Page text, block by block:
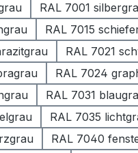
RAL 7001
RAL 7015
RAL 7021
RAL 7024
RAL 7031
RAL 7035
RAL 7040